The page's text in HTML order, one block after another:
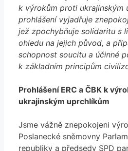
k výrokům proti ukrajinským
prohlášení vyjadřuje
jež zpochybňuje solidaritu s
ohledu na jejich původ, a
schopnost soucitu a účinné
k základním principům
Prohlášení ERC a ČBK k
ukrajinským uprchlíkům
Jsme vážně znepokojeni
Poslanecké sněmovny
republiky a předsedy SPD